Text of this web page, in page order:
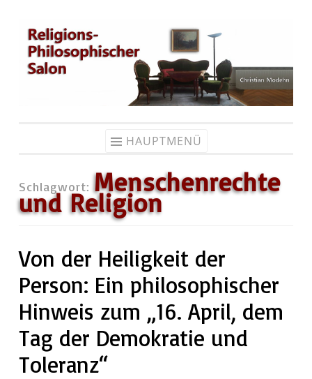
Zum
Inhalt
springen
HAUPTMENÜ
Schlagwort: Menschenrechte
und Religion
Von der Heiligkeit der
Person: Ein philosophischer
Hinweis zum „16. April, dem
Tag der Demokratie und
Toleranz“